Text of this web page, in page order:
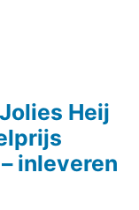
Jolies Heij
inleveren